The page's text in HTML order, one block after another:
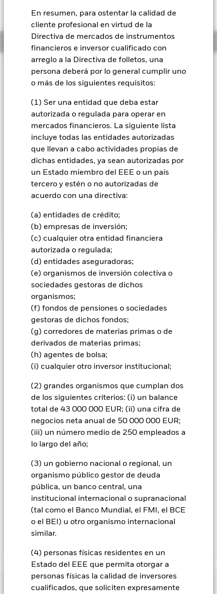
En resumen, para ostentar la calidad de
cliente profesional en virtud de la
Directiva de mercados de instrumentos
financieros e inversor cualificado con
arreglo a la Directiva de folletos, una
persona deberá por lo general cumplir uno
o más de los siguientes requisitos:
(1) Ser una entidad que deba estar
autorizada o regulada para operar en
mercados financieros. La siguiente lista
incluye todas las entidades autorizadas
que llevan a cabo actividades propias de
dichas entidades, ya sean autorizadas por
un Estado miembro del EEE o un país
tercero y estén o no autorizadas de
acuerdo con una directiva:
(a) entidades de crédito;
(b) empresas de inversión;
(c) cualquier otra entidad financiera
autorizada o regulada;
(d) entidades aseguradoras;
(e) organismos de inversión colectiva o
sociedades gestoras de dichos
organismos;
(f) fondos de pensiones o sociedades
gestoras de dichos fondos;
(g) corredores de materias primas o de
derivados de materias primas;
(h) agentes de bolsa;
(i) cualquier otro inversor institucional;
(2) grandes organismos que cumplan dos
de los siguientes criterios: (i) un balance
total de 43 000 000 EUR; (ii) una cifra de
negocios neta anual de 50 000 000 EUR;
(iii) un número medio de 250 empleados a
lo largo del año;
(3) un gobierno nacional o regional, un
organismo público gestor de deuda
pública, un banco central, una
institucional internacional o supranacional
(tal como el Banco Mundial, el FMI, el BCE
o el BEI) u otro organismo internacional
similar.
(4) personas físicas residentes en un
Estado del EEE que permita otorgar a
personas físicas la calidad de inversores
cualificados, que soliciten expresamente
Nuestra compañía
Filosofía de inversión
Global Allocation Fund trata de maximizar la rentabilidad
variable, deuda y corto plazo de emisores corporativos y
públicos, sin límites establecidos. En condiciones normales
activos totales en los valores de emisores corporativos y
públicos. Por lo general, el Fondo tratará de invertir en
valores que, en opinión del Asesor de Inversiones, estén
infravalorados. El Fondo también podrá invertir en los valores
de renta variable de empresas de crecimiento pequeñas y
cartera de deuda en valores mobiliarios de renta fija de alto
rendimiento. La exposición a divisas se gestiona de forma
INFORMACIÓN IMPORTANTE: Capital en Riesgo.
de las inversiones y los ingresos derivados de ellas pueden
subir o bajar, y no están garantizados. Es posible que los
inversores no recuperen la cantidad invertida originalmente.
Todas las clases de acciones con cobertura de divisas de este
fondo utilizan derivados para cubrir el riesgo de divisas. El
uso de derivados para una clase de acciones podría conllevar
un posible riesgo de contagio (también denominado «spill-
over») a otras clases de acciones del fondo. La sociedad
gestora del fondo se asegurará de que se dispone de los
procedimientos adecuados para minimizar el riesgo de
contagio a otras clases de acciones. En el menú desplegable
listado de todas las clases de acciones del fondo: las clases de
acciones con cobertura de divisas se identifican mediante la
palabra «Hedged» en su nombre. Además, el listado
completo de todas las clases de acciones con cobertura de
divisas está disponible mediante solicitud a la sociedad
gestora del fondo.
para reducir los gastos, el propio Fondo percibirá el 62,5% de
los ingresos asociadas que se generen, y el 37,5% restante se
recibirá por BlackRock en calidad de agente de préstamo de
valores. Debido a que el reparto de los ingresos por préstamos
de valores no incrementa los costes de funcionamiento del
Fondo, esto ha quedado excluido de los gastos corrientes.
BGF Global Allocation Fund
Rentabilidad